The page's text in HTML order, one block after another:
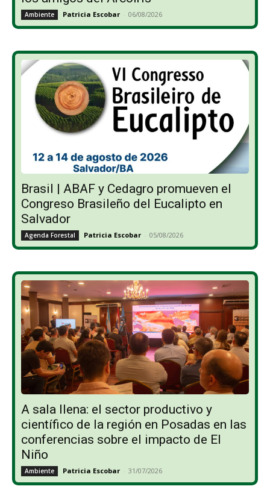
Ambiente Patricia Escobar - 06/08/2026
Brasil | ABAF y Cedagro promueven el
Congreso Brasileño del Eucalipto en
Salvador
Agenda Forestal Patricia Escobar - 05/08/2026
A sala llena: el sector productivo y
científico de la región en Posadas en las
conferencias sobre el impacto de El
Niño
Ambiente Patricia Escobar - 31/07/2026